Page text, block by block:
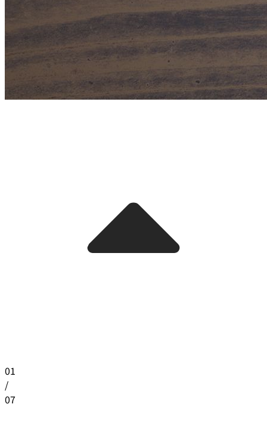
01
/
07